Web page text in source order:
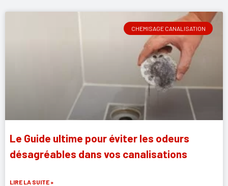
CHEMISAGE CANALISATION
Le Guide ultime pour éviter les odeurs
désagréables dans vos canalisations
LIRE LA SUITE »